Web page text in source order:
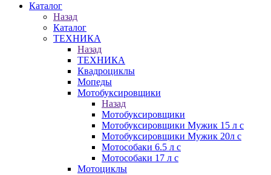
Каталог
Назад
Каталог
ТЕХНИКА
Назад
ТЕХНИКА
Квадроциклы
Мопеды
Мотобуксировщики
Назад
Мотобуксировщики
Мотобуксировщики Мужик 15 л с
Мотобуксировщики Мужик 20л с
Мотособаки 6.5 л с
Мотособаки 17 л с
Мотоциклы